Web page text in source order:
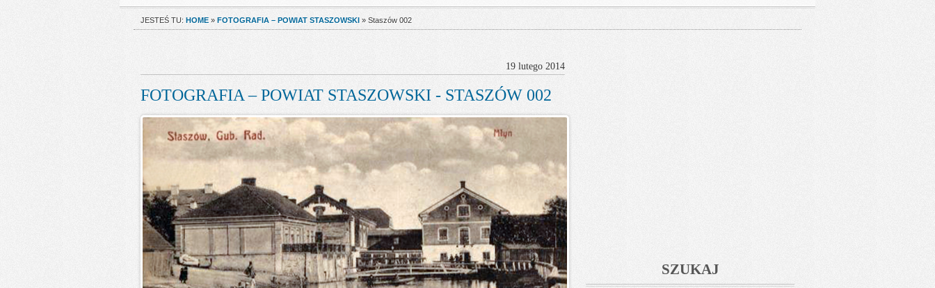
JESTEŚ TU: HOME » FOTOGRAFIA – POWIAT STASZOWSKI » Staszów 002
19 lutego 2014
FOTOGRAFIA – POWIAT STASZOWSKI - STASZÓW 002
SZUKAJ